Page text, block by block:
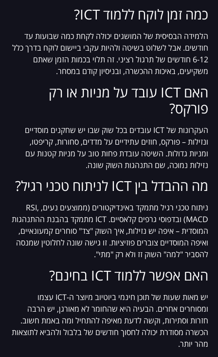
כמה זמן לוקח ללמוד ICT?
הלמידה הבסיסית של המושגים יכולה לקחת כמה שבועות עד
חודשים. אבל לשלוט בשיטה ולהיות עקבי ביישום לוקח בדרך כלל
6-12 חודשים של תרגול רציני. זה תלוי בכמות הזמן שאתם
משקיעים, באיכות ההכשרה, ובניסיון קודם במסחר.
האם ICT עובד על מניות או רק
פורקס?
העקרונות של ICT עובדים בכל שוק שבו יש שחקנים מוסדיים
ונזילות – פורקס, חוזים עתידיים על מדדים, סחורות, קריפטו,
ומניות גדולות. השיטה עובדת פחות טוב על מניות קטנות עם
נזילות נמוכה, שם התנהגות השוק שונה.
מה ההבדל בין ICT לניתוח טכני רגיל?
ניתוח טכני רגיל מתמקד באינדיקטורים (ממוצעים נעים, RSI,
MACD) ובדפוסי גרפים קלאסיים. ICT מתמקד בהבנת ההתנהגות
המוסדית – איפה יש נזילות, איך השוק "צד" סוחרים קמעונאיים,
ואיפה המוסדיים צוברים פוזיציות. זו גישה שונה לחלוטין שמנסה
להסביר "למה" השוק זז ולא רק "מתי".
האם אפשר ללמוד ICT בחינם?
יש מאות שעות של תוכן חינמי ביוטיוב מיוצר ה-ICT עצמו
ומסוחרים אחרים. הבעיה היא שהחומר לא מאורגן, יש הרבה
חזרות וסתירות, וקשה לדעת מאיפה להתחיל ומה באמת חשוב.
הכשרה מסודרת יכולה לחסוך חודשים של בלבול ולהביא לתוצאות
מהר יותר.